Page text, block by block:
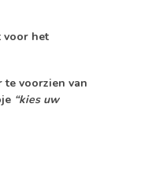
voor het
te voorzien van
“kies uw